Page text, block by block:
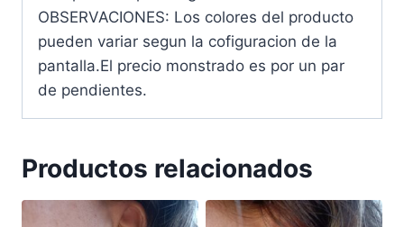
OBSERVACIONES: Los colores del producto
pueden variar segun la cofiguracion de la
pantalla.El precio monstrado es por un par
de pendientes.
Productos relacionados